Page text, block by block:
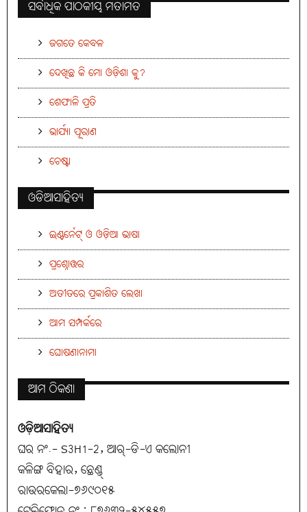
ସର୍ବାଧିକ ପାଠକୀୟ ମତାମତ
ଜଗତେ କେବଳ
ଦେଖିଛ କି ମୋ ଓଡ଼ିଶା କୁ?
ଶେଫାଳି ପ୍ରତି
ଭାର୍ଯ୍ୟା ପୂରାଣ
ଚେଷ୍ଟା
ଓଡିଆସାହିତ୍ୟ
ଇଣ୍ଟର୍ନେଟ୍ ଓ ଓଡ଼ିଆ ଭାଷା
ପ୍ରଶ୍ନୋତ୍ତର
ଅତୀତରେ ପ୍ରକାଶିତ ଲେଖା
ଆମ ସମ୍ପର୍କରେ
ଘୋଷଣାନାମା
ଆମ ଠିକଣା
ଓଡ଼ିଆସାହିତ୍ୟ
ଘର ନଂ.- S3H1-2, ଆର୍-ଡି-ଏ କଲୋନୀ
କଳିଙ୍ଗ ବିହାର, ଛେଣ୍ଡ୍
ରାଉରକେଲା-୭୬୯୦୧୫